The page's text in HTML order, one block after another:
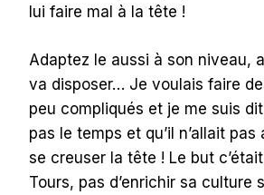
lui faire mal à la tête !
Adaptez le aussi à son niveau,
va disposer… Je voulais faire
peu compliqués et je me suis dit
pas le temps et qu’il n’allait
se creuser la tête ! Le but
Tours, pas d’enrichir sa culture